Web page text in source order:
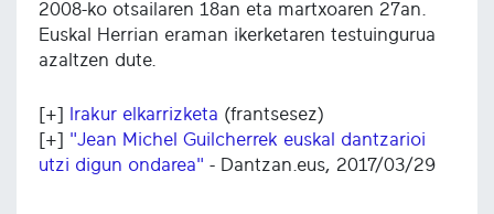
2008-ko otsailaren 18an eta martxoaren 27an.
Euskal Herrian eraman ikerketaren testuingurua
azaltzen dute.
[+] Irakur elkarrizketa (frantsesez)
[+] "Jean Michel Guilcherrek euskal dantzarioi
utzi digun ondarea" - Dantzan.eus, 2017/03/29